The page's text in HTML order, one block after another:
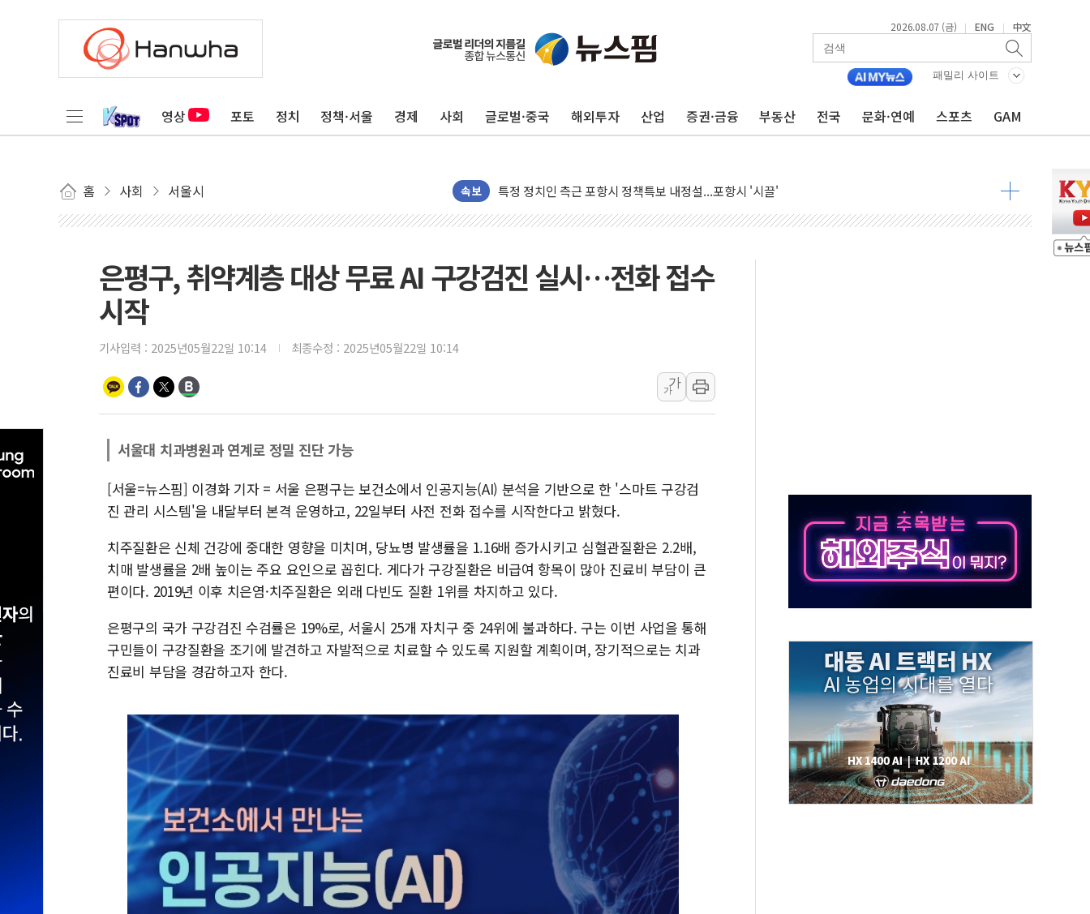
2026.08.07 (금) | ENG | 中文
패밀리 사이트
영상 포토 정치 정책·서울 경제 사회 글로벌·중국 해외투자 산업 증권·금융 부동산 전국 문화·연예 스포츠 GAM
홈 사회 서울시 속보
[종합] 美 7월 고용 2만3000명 감소 '쇼크'…9월 금리 인상 기대 후퇴
뉴욕증시 개장 전 특징주...아틀라시안·클라우드플레어·태양광주↑ VS 트레이드데스크·웬디스↓
보훈부, 미 DPAA와 MOU… "6·25 미군 실종자 7359명 끝까지 찾겠다"
특정 정치인 측근 포항시 정책특보 내정설...포항시 '시끌'
李 "해남 태양광, 대한민국 다음 100년 밑거름…수도권 집중 완화 전환점"
트럼프, 中 겨냥 폴리실리콘 관세 15% 부과…美 태양광주 급등
[사진] 빈살만과 에르도안의 만남
황희 '폐버스 청년주택' SNS 글 역풍에 "정부정책 아냐" 해명
폭염 누그러지고 가뭄 숙지나...경북동해안권 8~9일 최대 100mm 호우
용산공원·그린벨트로 또 충돌…반복되는 국토부-서울시 '정책 엇박자'
[AI 부동산 투데이] 특공 전략도 '극과 극'…생애최초만 경쟁 치열
[코인시황] 비트코인 6만4000달러대 횡보…고래·ETF 매수에도 고유가·금리·입법 지연 '삼중 부담'
은평구, 취약계층 대상 무료 AI 구강검진 실시…전화 접수
시작
기사입력 : 2025년05월22일 10:14 최종수정 : 2025년05월22일 10:14
가
가
서울대 치과병원과 연계로 정밀 진단 가능
[서울=뉴스핌] 이경화 기자 = 서울 은평구는 보건소에서 인공지능(AI) 분석을 기반으로 한 '스마트 구강검
진 관리 시스템'을 내달부터 본격 운영하고, 22일부터 사전 전화 접수를 시작한다고 밝혔다.
치주질환은 신체 건강에 중대한 영향을 미치며, 당뇨병 발생률을 1.16배 증가시키고 심혈관질환은 2.2배,
치매 발생률을 2배 높이는 주요 요인으로 꼽힌다. 게다가 구강질환은 비급여 항목이 많아 진료비 부담이 큰
편이다. 2019년 이후 치은염·치주질환은 외래 다빈도 질환 1위를 차지하고 있다.
은평구의 국가 구강검진 수검률은 19%로, 서울시 25개 자치구 중 24위에 불과하다. 구는 이번 사업을 통해
구민들이 구강질환을 조기에 발견하고 자발적으로 치료할 수 있도록 지원할 계획이며, 장기적으로는 치과
진료비 부담을 경감하고자 한다.